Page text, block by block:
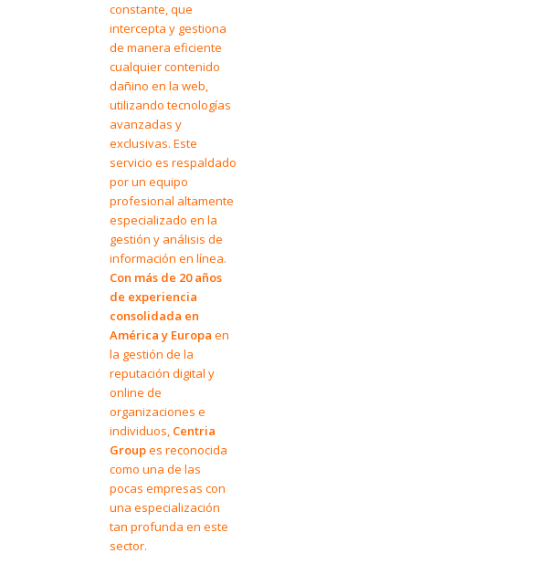
constante, que
intercepta y gestiona
de manera eficiente
cualquier contenido
dañino en la web,
utilizando tecnologías
avanzadas y
exclusivas. Este
servicio es respaldado
por un equipo
profesional altamente
especializado en la
gestión y análisis de
información en línea.
Con más de 20 años
de experiencia
consolidada en
América y Europa en
la gestión de la
reputación digital y
online de
organizaciones e
individuos, Centria
Groupes reconocida
como una de las
pocas empresas con
una especialización
tan profunda en este
sector.